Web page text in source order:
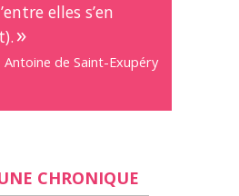
elles s’en
Antoine de Saint-Exupéry
CHRONIQUE